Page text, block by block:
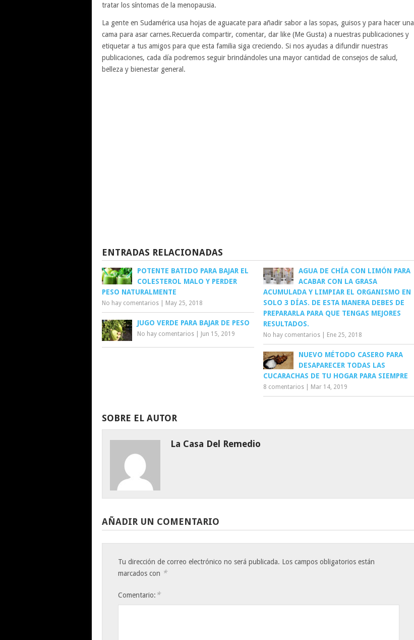
tratar los síntomas de la menopausia.
La gente en Sudamérica usa hojas de aguacate para añadir sabor a las sopas, guisos y para hacer una
cama para asar carnes.Recuerda compartir, comentar, dar like (Me Gusta) a nuestras publicaciones y
etiquetar a tus amigos para que esta familia siga creciendo. Si nos ayudas a difundir nuestras
publicaciones, cada día podremos seguir brindándoles una mayor cantidad de consejos de salud,
belleza y bienestar general.
ENTRADAS RELACIONADAS
POTENTE BATIDO PARA BAJAR EL
COLESTEROL MALO Y PERDER
PESO NATURALMENTE
No hay comentarios May 25, 2018
AGUA DE CHÍA CON LIMÓN PARA
ACABAR CON LA GRASA
ACUMULADA Y LIMPIAR EL ORGANISMO EN
SOLO 3 DÍAS. DE ESTA MANERA DEBES DE
PREPARARLA PARA QUE TENGAS MEJORES
RESULTADOS.
No hay comentarios Ene 25, 2018
JUGO VERDE PARA BAJAR DE PESO
No hay comentarios Jun 15, 2019
NUEVO MÉTODO CASERO PARA
DESAPARECER TODAS LAS
CUCARACHAS DE TU HOGAR PARA SIEMPRE
8 comentarios Mar 14, 2019
SOBRE EL AUTOR
La Casa Del Remedio
AÑADIR UN COMENTARIO
Tu dirección de correo electrónico no será publicada. Los campos obligatorios están
marcados con *
Comentario: *